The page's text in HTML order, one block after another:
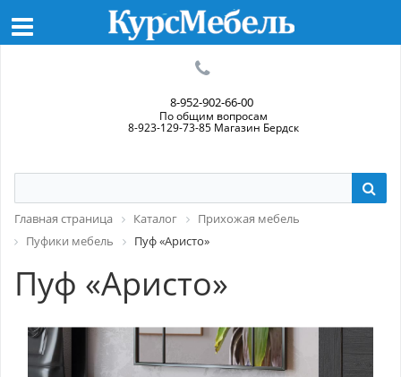
8-952-902-66-00
По общим вопросам
8-923-129-73-85 Магазин Бердск
Главная страница Каталог
Прихожая мебель
Пуфики мебель
Пуф «Аристо»
Пуф «Аристо»